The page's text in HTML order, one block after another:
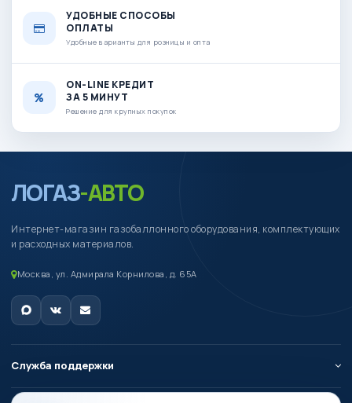
УДОБНЫЕ СПОСОБЫ
ОПЛАТЫ
Удобные варианты для розницы и опта
ON-LINE КРЕДИТ
ЗА 5 МИНУТ
Решение для крупных покупок
ЛОГАЗ-АВТО
Интернет-магазин газобаллонного оборудования, комплектующих
и расходных материалов.
Москва, ул. Адмирала Корнилова, д. 65А
Служба поддержки